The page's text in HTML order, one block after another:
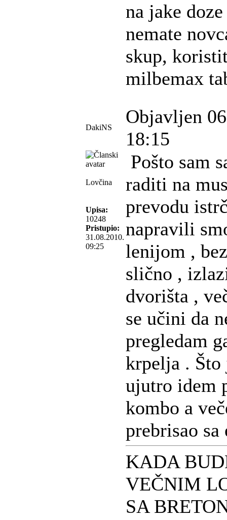
na jake
nemate
skup,
milbemax
DakiNS
Objavljen
18:15
Lovčina
Upisa:
10248
Pristupio:
31.08.2010.
09:25
Pošto sam
raditi na
prevodu
napravili
lenijom ,
slično ,
dvorišta ,
se učini da
pregledam
krpelja . Što
ujutro idem
kombo a
prebrisao sa
KADA
VEČNIM
SA